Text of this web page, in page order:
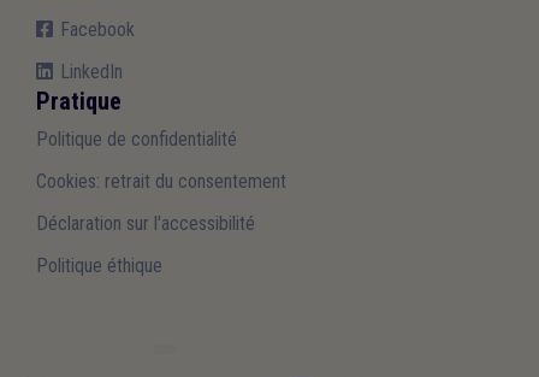
Facebook
LinkedIn
Pratique
Politique de confidentialité
Cookies: retrait du consentement
Déclaration sur l'accessibilité
Politique éthique